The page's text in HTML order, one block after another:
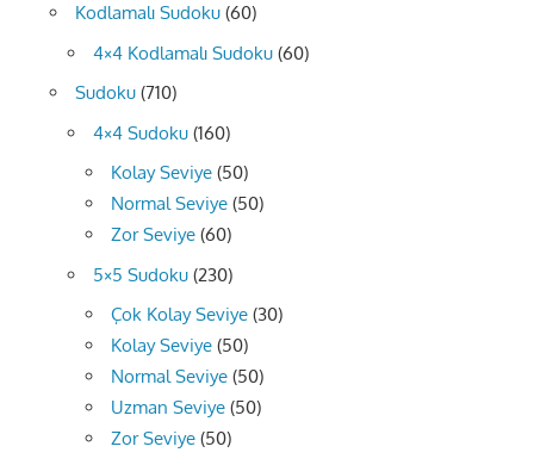
Kodlamalı Sudoku (60)
4×4 Kodlamalı Sudoku (60)
Sudoku (710)
4×4 Sudoku (160)
Kolay Seviye (50)
Normal Seviye (50)
Zor Seviye (60)
5×5 Sudoku (230)
Çok Kolay Seviye (30)
Kolay Seviye (50)
Normal Seviye (50)
Uzman Seviye (50)
Zor Seviye (50)